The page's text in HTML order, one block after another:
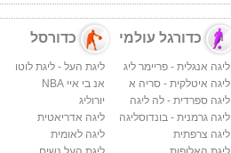
כדורגל עולמי
ליגה אנגלית - פריימר ליג
ליגה איטלקית - סריה א
ליגה ספרדית - לה ליגה
ליגה גרמנית - בונדוסליגה
ליגה צרפתית
כדורסל
ליגת העל - ליגת לוטו
אנ בי איי NBA
יורוליג
ליגה אדריאטית
ליגה לאומית